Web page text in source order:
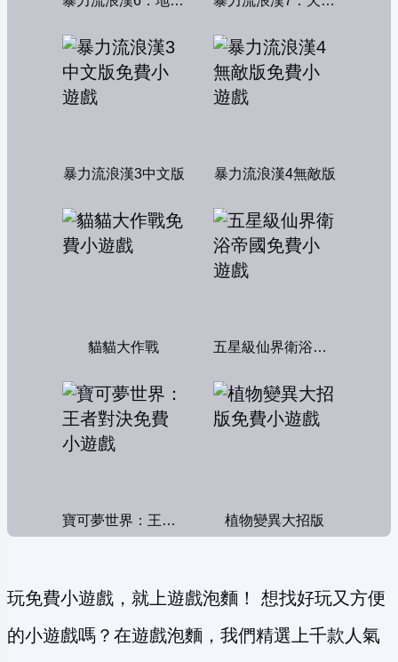
暴力流浪漢3中文版 暴力流浪漢4無敵版
貓貓大作戰 五星級仙界衛浴帝國
寶可夢世界：王者對決 植物變異大招版
玩免費小遊戲，就上遊戲泡麵！ 想找好玩又方便
的小遊戲嗎？在遊戲泡麵，我們精選上千款人氣